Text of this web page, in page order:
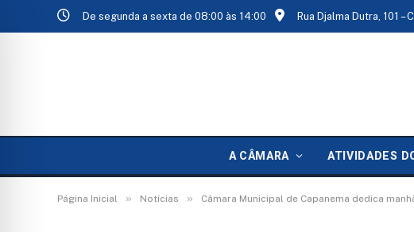
De segunda a sexta de 08:00 às 14:00 Rua Djalma Dutra, 101
A CÂMARA ATIVIDADES
Página Inicial » Notícias » Câmara Municipal de Capanema dedica
5611a133-f50a-4bb8-
De TecnoInfo 10 de maio de 2026